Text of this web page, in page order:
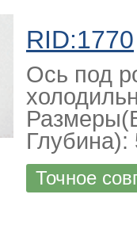
RID:1770
Ось под
Глубина):
Точное